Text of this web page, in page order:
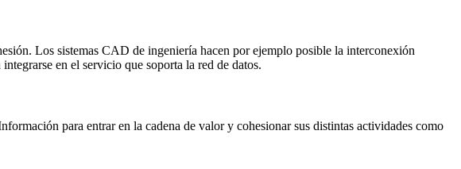
Los sistemas CAD de ingeniería hacen por ejemplo posible la interconexión
en el servicio que soporta la red de datos.
para entrar en la cadena de valor y cohesionar sus distintas actividades como